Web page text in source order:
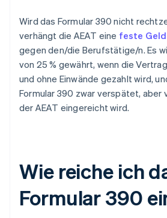
Wird das Formular 390 nicht
verhängt die AEAT eine feste
gegen den/die Berufstätige/n. Es
von 25 % gewährt, wenn die
und ohne Einwände gezahlt wird,
Formular 390 zwar verspätet, aber
der AEAT eingereicht wird.
Wie reiche ich
Formular 390